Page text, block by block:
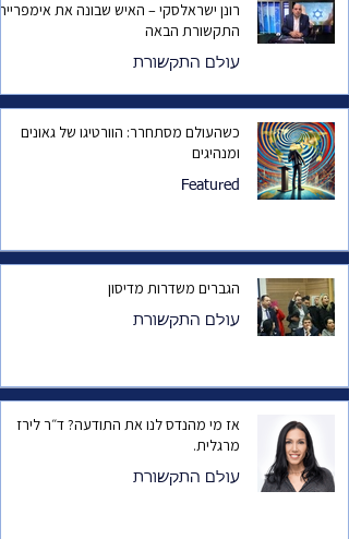
רונן ישראלסקי – האיש שבונה את
התקשורת הבאה
עולם התקשורת
כשהעולם מסתחרר: הוורטיגו של גאונים
ומנהיגים
Featured
הגברים משדרות מדיסון
עולם התקשורת
אז מי מהנדס לנו את התודעה? ד״ר לירז
מרגלית.
עולם התקשורת